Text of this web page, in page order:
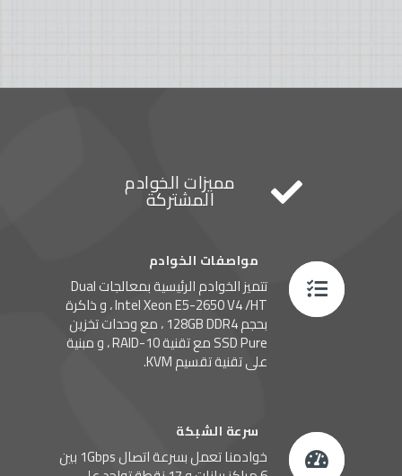
مميزات الخوادم
المشتركة
مواصفات الخوادم
تتميز الخوادم الرئيسية بمعالجات Dual
Intel Xeon E5-2650 V4 /HT ، و ذاكرة
بحجم 128GB DDR4 ، مع وحدات تخزين
SSD Pure مع تقنية RAID-10 ، و مبنية
على تقنية تقسيم KVM.
سرعة الشبكة
خوادمنا تعمل بسرعة اتصال 1Gbps بين